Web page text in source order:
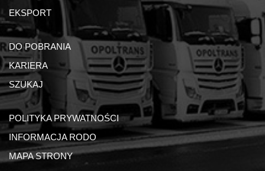
EKSPORT
DO POBRANIA
KARIERA
SZUKAJ
POLITYKA PRYWATNOŚCI
INFORMACJA RODO
MAPA STRONY